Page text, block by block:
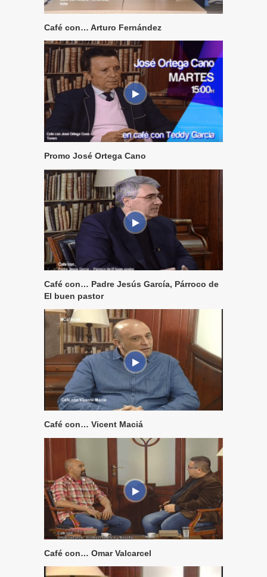
Café con… Arturo Fernández
Promo José Ortega Cano
Café con… Padre Jesús García, Párroco de
El buen pastor
Café con… Vicent Maciá
Café con… Omar Valcarcel